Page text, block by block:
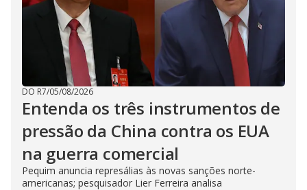
DO R7/05/08/2026
Entenda os três instrumentos de
pressão da China contra os EUA
na guerra comercial
Pequim anuncia represálias às novas sanções norte-
americanas; pesquisador Lier Ferreira analisa